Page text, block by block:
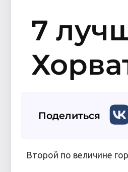
7
Поделиться
Второй по величине